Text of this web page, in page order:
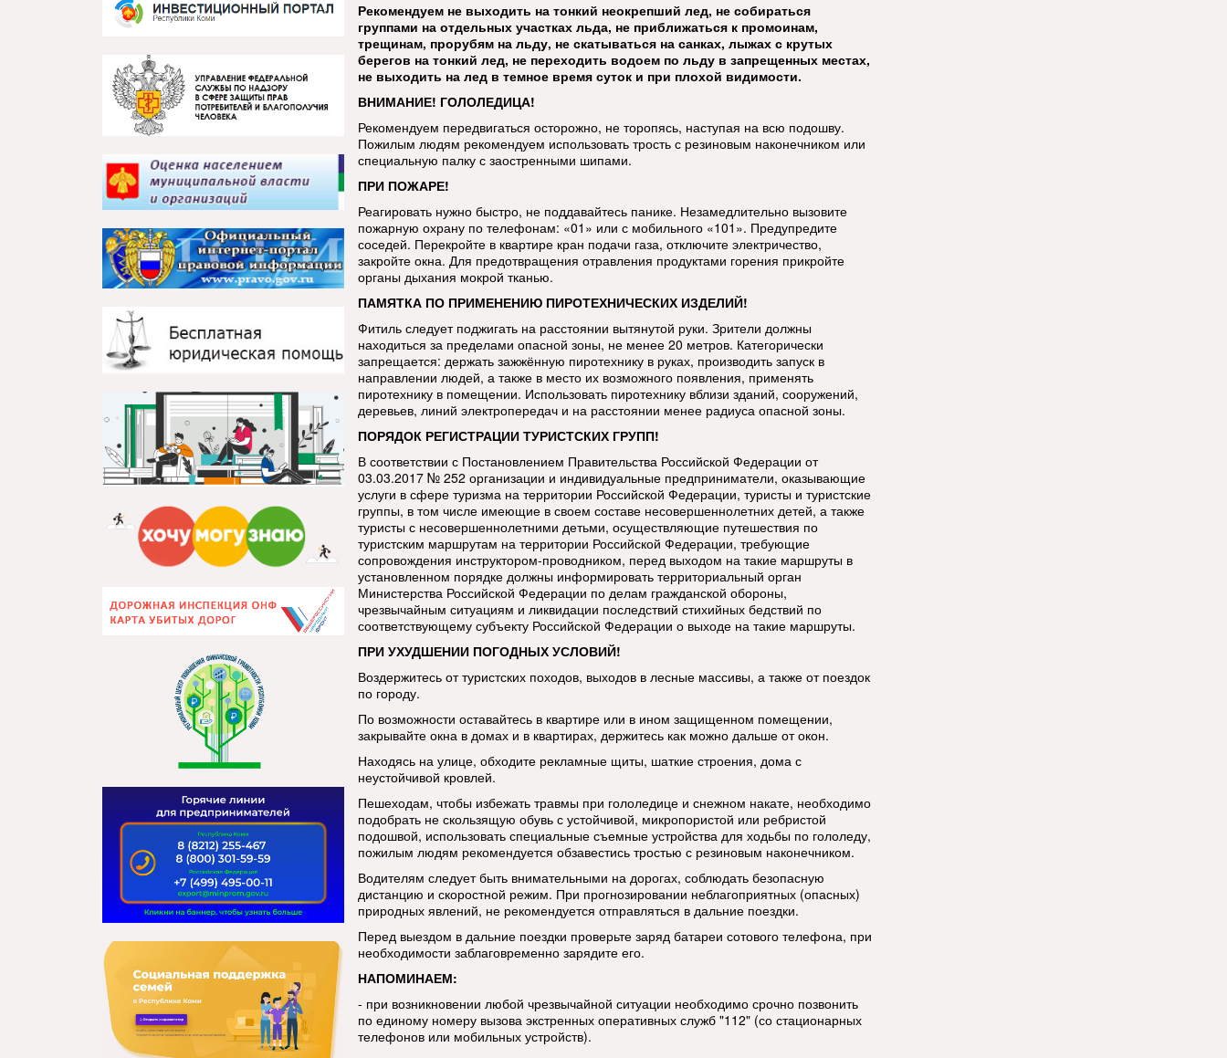
Рекомендуем не выходить на тонкий неокрепший лед, не собираться
группами на отдельных участках льда, не приближаться к промоинам,
трещинам, прорубям на льду, не скатываться на санках, лыжах с крутых
берегов на тонкий лед, не переходить водоем по льду в запрещенных местах,
не выходить на лед в темное время суток и при плохой видимости.
ВНИМАНИЕ! ГОЛОЛЕДИЦА!
Рекомендуем передвигаться осторожно, не торопясь, наступая на всю подошву.
Пожилым людям рекомендуем использовать трость с резиновым наконечником или
специальную палку с заостренными шипами.
ПРИ ПОЖАРЕ!
Реагировать нужно быстро, не поддавайтесь панике. Незамедлительно вызовите
пожарную охрану по телефонам: «01» или с мобильного «101». Предупредите
соседей. Перекройте в квартире кран подачи газа, отключите электричество,
закройте окна. Для предотвращения отравления продуктами горения прикройте
органы дыхания мокрой тканью.
ПАМЯТКА ПО ПРИМЕНЕНИЮ ПИРОТЕХНИЧЕСКИХ ИЗДЕЛИЙ!
Фитиль следует поджигать на расстоянии вытянутой руки. Зрители должны
находиться за пределами опасной зоны, не менее 20 метров. Категорически
запрещается: держать зажжённую пиротехнику в руках, производить запуск в
направлении людей, а также в место их возможного появления, применять
пиротехнику в помещении. Использовать пиротехнику вблизи зданий, сооружений,
деревьев, линий электропередач и на расстоянии менее радиуса опасной зоны.
ПОРЯДОК РЕГИСТРАЦИИ ТУРИСТСКИХ ГРУПП!
В соответствии с Постановлением Правительства Российской Федерации от
03.03.2017 № 252 организации и индивидуальные предприниматели, оказывающие
услуги в сфере туризма на территории Российской Федерации, туристы и туристские
группы, в том числе имеющие в своем составе несовершеннолетних детей, а также
туристы с несовершеннолетними детьми, осуществляющие путешествия по
туристским маршрутам на территории Российской Федерации, требующие
сопровождения инструктором-проводником, перед выходом на такие маршруты в
установленном порядке должны информировать территориальный орган
Министерства Российской Федерации по делам гражданской обороны,
чрезвычайным ситуациям и ликвидации последствий стихийных бедствий по
соответствующему субъекту Российской Федерации о выходе на такие маршруты.
ПРИ УХУДШЕНИИ ПОГОДНЫХ УСЛОВИЙ!
Воздержитесь от туристских походов, выходов в лесные массивы, а также от поездок
по городу.
По возможности оставайтесь в квартире или в ином защищенном помещении,
закрывайте окна в домах и в квартирах, держитесь как можно дальше от окон.
Находясь на улице, обходите рекламные щиты, шаткие строения, дома с
неустойчивой кровлей.
Пешеходам, чтобы избежать травмы при гололедице и снежном накате, необходимо
подобрать не скользящую обувь с устойчивой, микропористой или ребристой
подошвой, использовать специальные съемные устройства для ходьбы по гололеду,
пожилым людям рекомендуется обзавестись тростью с резиновым наконечником.
Водителям следует быть внимательными на дорогах, соблюдать безопасную
дистанцию и скоростной режим. При прогнозировании неблагоприятных (опасных)
природных явлений, не рекомендуется отправляться в дальние поездки.
Перед выездом в дальние поездки проверьте заряд батареи сотового телефона, при
необходимости заблаговременно зарядите его.
НАПОМИНАЕМ:
- при возникновении любой чрезвычайной ситуации необходимо срочно позвонить
по единому номеру вызова экстренных оперативных служб "112" (со стационарных
телефонов или мобильных устройств).